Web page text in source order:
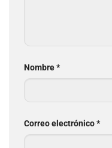
Nombre*
Correo electrónico*